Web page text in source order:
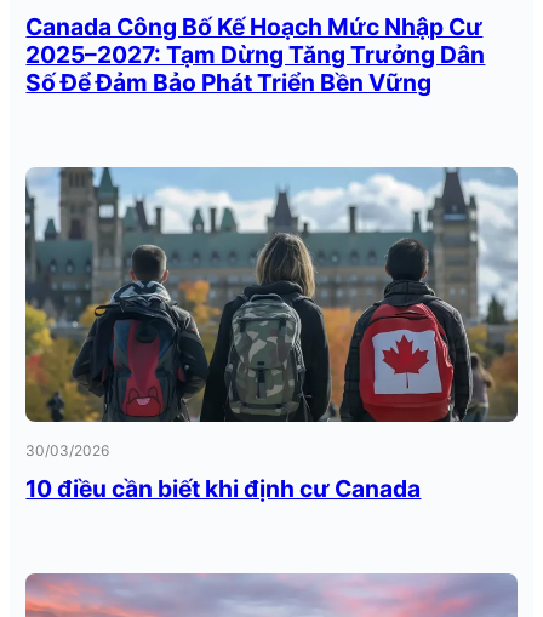
Canada Công Bố Kế Hoạch Mức Nhập Cư
2025–2027: Tạm Dừng Tăng Trưởng Dân
Số Để Đảm Bảo Phát Triển Bền Vững
30/03/2026
10 điều cần biết khi định cư Canada